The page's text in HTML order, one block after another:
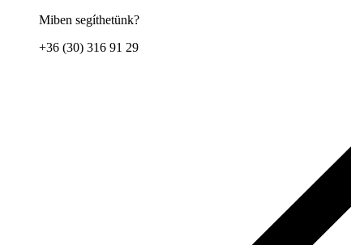
Miben segíthetünk?
+36 (30) 316 91 29